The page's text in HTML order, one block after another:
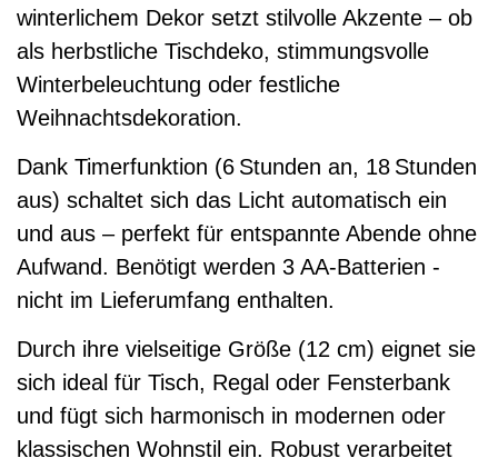
winterlichem Dekor setzt stilvolle Akzente – ob
als herbstliche Tischdeko, stimmungsvolle
Winterbeleuchtung oder festliche
Weihnachtsdekoration.
Dank Timerfunktion (6 Stunden an, 18 Stunden
aus) schaltet sich das Licht automatisch ein
und aus – perfekt für entspannte Abende ohne
Aufwand. Benötigt werden 3 AA-Batterien -
nicht im Lieferumfang enthalten.
Durch ihre vielseitige Größe (12 cm) eignet sie
sich ideal für Tisch, Regal oder Fensterbank
und fügt sich harmonisch in modernen oder
klassischen Wohnstil ein. Robust verarbeitet